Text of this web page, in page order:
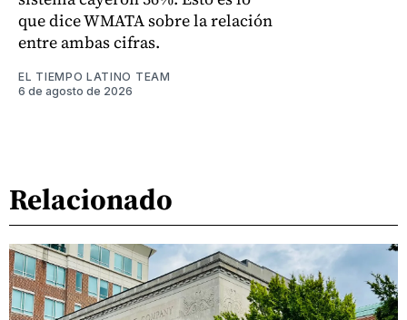
que dice WMATA sobre la relación
entre ambas cifras.
EL TIEMPO LATINO TEAM
6 de agosto de 2026
Relacionado